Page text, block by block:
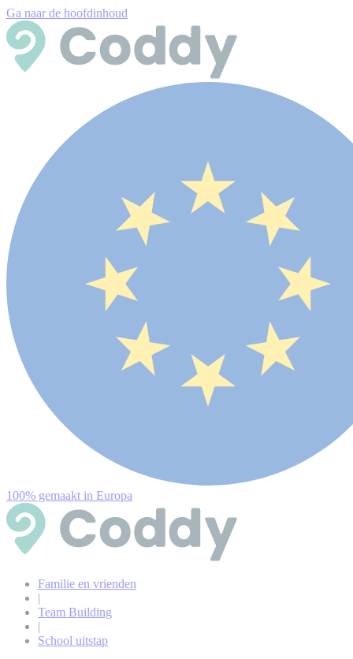
Ga naar de hoofdinhoud
100% gemaakt in Europa
Familie en vrienden
|
Team Building
|
School uitstap